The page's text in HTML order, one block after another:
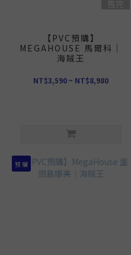
【PVC預購】
MEGAHOUSE 馬爾科｜
海賊王
NT$3,590 ~ NT$8,980
預 購